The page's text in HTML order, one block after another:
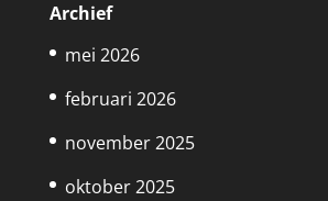
Archief
mei 2026
februari 2026
november 2025
oktober 2025